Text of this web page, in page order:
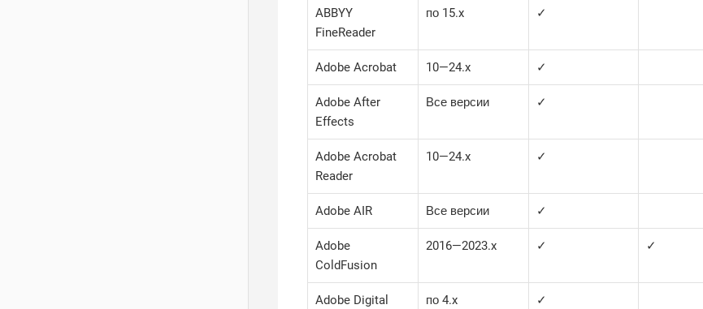
ABBYY
FineReader
по 15.x ✓
Adobe Acrobat 10—​24.x ✓
Adobe After
Effects
Все версии ✓
Adobe Acrobat
Reader
10—​24.x ✓
Adobe AIR Все версии ✓
Adobe
ColdFusion
2016—​2023.x ✓ ✓
Adobe Digital
по 4.x ✓